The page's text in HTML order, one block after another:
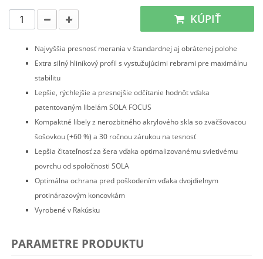
KÚPIŤ
Najvyššia presnosť merania v štandardnej aj obrátenej polohe
Extra silný hliníkový profil s vystužujúcimi rebrami pre maximálnu
stabilitu
Lepšie, rýchlejšie a presnejšie odčítanie hodnôt vďaka
patentovaným libelám SOLA FOCUS
Kompaktné libely z nerozbitného akrylového skla so zväčšovacou
šošovkou (+60 %) a 30 ročnou zárukou na tesnosť
Lepšia čitateľnosť za šera vďaka optimalizovanému svietivému
povrchu od spoločnosti SOLA
Optimálna ochrana pred poškodením vďaka dvojdielnym
protinárazovým koncovkám
Vyrobené v Rakúsku
PARAMETRE PRODUKTU